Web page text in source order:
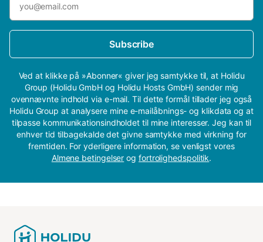
Subscribe
Ved at klikke på »Abonner« giver jeg samtykke til, at Holidu
Group (Holidu GmbH og Holidu Hosts GmbH) sender mig
ovennævnte indhold via e-mail. Til dette formål tillader jeg også
Holidu Group at analysere mine e-mailåbnings- og klikdata og at
tilpasse kommunikationsindholdet til mine interesser. Jeg kan til
enhver tid tilbagekalde det givne samtykke med virkning for
fremtiden. For yderligere information, se venligst vores
Almene betingelser og fortrolighedspolitik.